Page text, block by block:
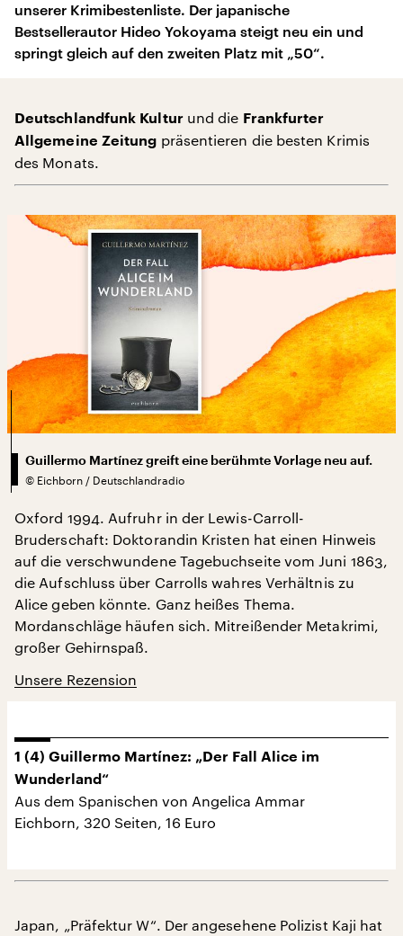
unserer Krimibestenliste. Der japanische
Bestsellerautor Hideo Yokoyama steigt neu ein und
springt gleich auf den zweiten Platz mit „50“.
Deutschlandfunk Kulturund die Frankfurter
Allgemeine Zeitung präsentieren die besten Krimis
des Monats.
Guillermo Martínez greift eine berühmte Vorlage neu auf.
© Eichborn / Deutschlandradio
Oxford 1994. Aufruhr in der Lewis-Carroll-
Bruderschaft: Doktorandin Kristen hat einen Hinweis
auf die verschwundene Tagebuchseite vom Juni 1863,
die Aufschluss über Carrolls wahres Verhältnis zu
Alice geben könnte. Ganz heißes Thema.
Mordanschläge häufen sich. Mitreißender Metakrimi,
großer Gehirnspaß.
Unsere Rezension
1 (4) Guillermo Martínez: „Der Fall Alice im
Wunderland“
Aus dem Spanischen von Angelica Ammar
Eichborn, 320 Seiten, 16 Euro
Japan, „Präfektur W“. Der angesehene Polizist Kaji hat